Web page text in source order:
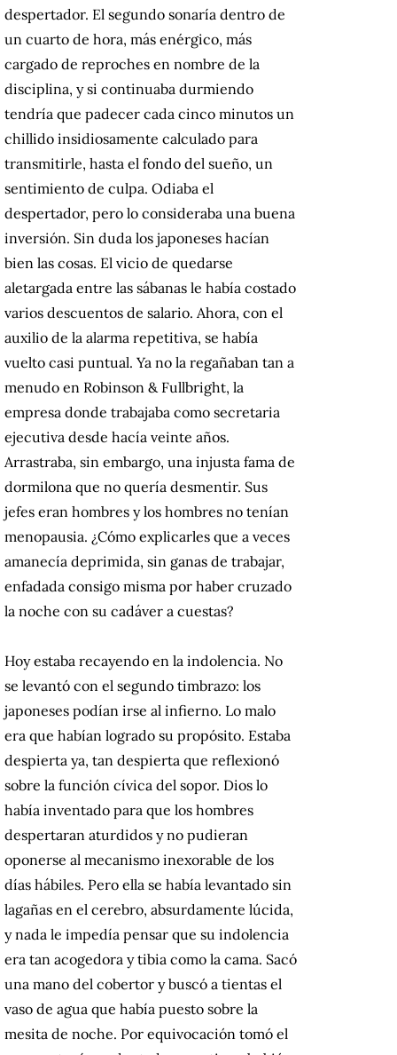
despertador. El segundo sonaría dentro de
un cuarto de hora, más enérgico, más
cargado de reproches en nombre de la
disciplina, y si continuaba durmiendo
tendría que padecer cada cinco minutos un
chillido insidiosamente calculado para
transmitirle, hasta el fondo del sueño, un
sentimiento de culpa. Odiaba el
despertador, pero lo consideraba una buena
inversión. Sin duda los japoneses hacían
bien las cosas. El vicio de quedarse
aletargada entre las sábanas le había costado
varios descuentos de salario. Ahora, con el
auxilio de la alarma repetitiva, se había
vuelto casi puntual. Ya no la regañaban tan a
menudo en Robinson & Fullbright, la
empresa donde trabajaba como secretaria
ejecutiva desde hacía veinte años.
Arrastraba, sin embargo, una injusta fama de
dormilona que no quería desmentir. Sus
jefes eran hombres y los hombres no tenían
menopausia. ¿Cómo explicarles que a veces
amanecía deprimida, sin ganas de trabajar,
enfadada consigo misma por haber cruzado
la noche con su cadáver a cuestas?
Hoy estaba recayendo en la indolencia. No
se levantó con el segundo timbrazo: los
japoneses podían irse al infierno. Lo malo
era que habían logrado su propósito. Estaba
despierta ya, tan despierta que reflexionó
sobre la función cívica del sopor. Dios lo
había inventado para que los hombres
despertaran aturdidos y no pudieran
oponerse al mecanismo inexorable de los
días hábiles. Pero ella se había levantado sin
lagañas en el cerebro, absurdamente lúcida,
y nada le impedía pensar que su indolencia
era tan acogedora y tibia como la cama. Sacó
una mano del cobertor y buscó a tientas el
vaso de agua que había puesto sobre la
mesita de noche. Por equivocación tomó el